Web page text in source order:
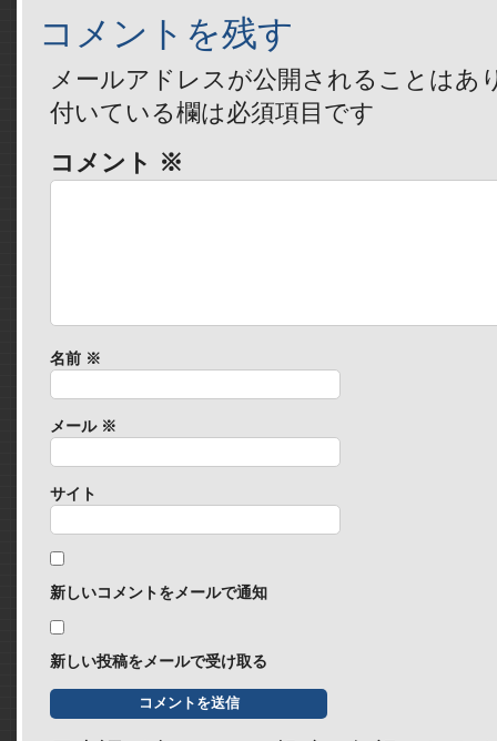
コメントを残す
メールアドレスが公開されることはあ
付いている欄は必須項目です
コメント ※
名前 ※
メール ※
サイト
新しいコメントをメールで通知
新しい投稿をメールで受け取る